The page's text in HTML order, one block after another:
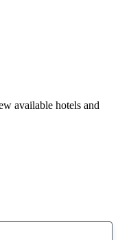
available hotels and